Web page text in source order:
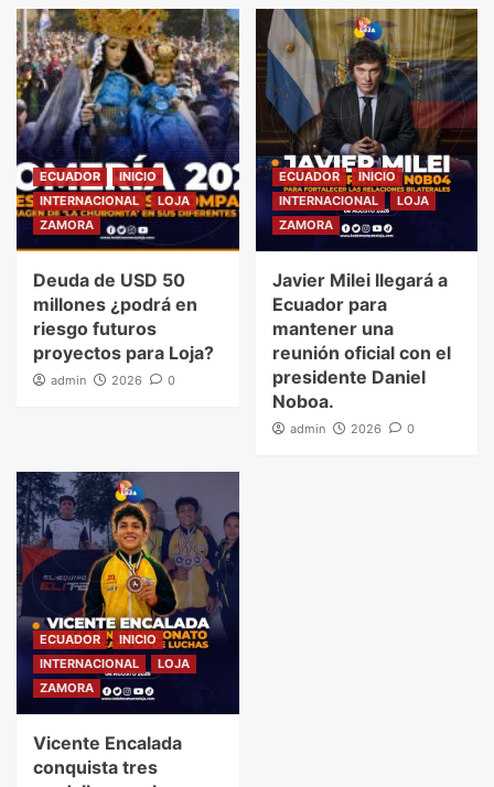
ECUADOR
INICIO
INTERNACIONAL
LOJA
ZAMORA
Deuda de USD 50
millones ¿podrá en
riesgo futuros
proyectos para Loja?
admin 2026 0
ECUADOR
INICIO
INTERNACIONAL
LOJA
ZAMORA
Javier Milei llegará a
Ecuador para
mantener una
reunión oficial con el
presidente Daniel
Noboa.
admin 2026 0
ECUADOR
INICIO
INTERNACIONAL
LOJA
ZAMORA
Vicente Encalada
conquista tres